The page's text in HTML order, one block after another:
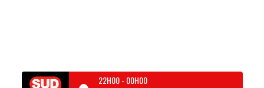
22H00- 00H00